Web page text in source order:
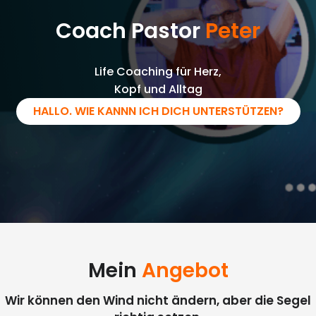
Coach PastorPeter
Life Coaching für Herz,
Kopf und Alltag
HALLO. WIE KANNN ICH DICH UNTERSTÜTZEN?
Mein Angebot
Wir können den Wind nicht ändern, aber die Segel